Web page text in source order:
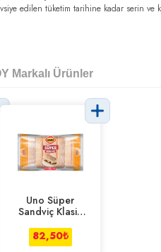
edilen tüketim tarihine kadar serin ve
Markalı Ürünler
Uno Süper
Sandviç Klasik
82,50₺